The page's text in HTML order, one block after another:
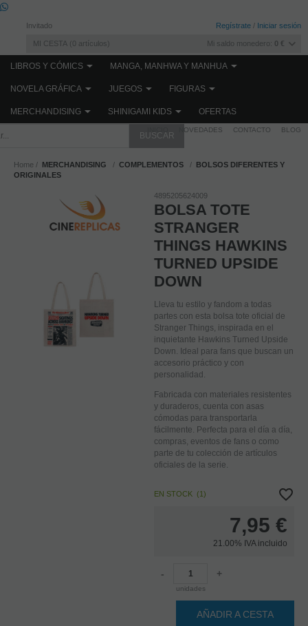
Invitado Regístrate / Iniciar sesión
MI CESTA 0 artículos Mi saldo monedero: 0 €
NOVEDADES CONTACTO BLOG
LIBROS Y CÓMICS MANGA, MANHWA Y MANHUA
NOVELA GRÁFICA JUEGOS FIGURAS
MERCHANDISING SHINIGAMI KIDS OFERTAS
Home MERCHANDISING COMPLEMENTOS
BOLSOS DIFERENTES Y
ORIGINALES
4895205624009
BOLSA TOTE
STRANGER
THINGS HAWKINS
TURNED UPSIDE
DOWN
Lleva tu estilo y fandom a todas
partes con esta bolsa tote oficial de
Stranger Things, inspirada en el
inquietante Hawkins Turned Upside
Down. Ideal para fans que buscan un
accesorio práctico y con
personalidad.
Fabricada con materiales resistentes
y duraderos, cuenta con asas
cómodas para transportarla
fácilmente. Perfecta para el día a día,
compras, eventos de fans o como
parte de tu colección de artículos
oficiales de la serie.
EN STOCK (1)
7,95 €
21.00% IVA incluido
-
unidades
+
AÑADIR A CESTA